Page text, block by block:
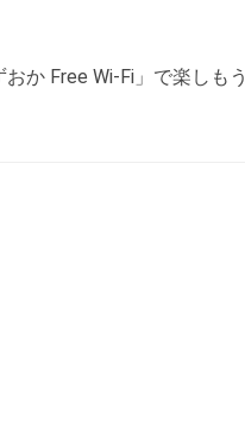
か Free Wi-Fi」で楽しも